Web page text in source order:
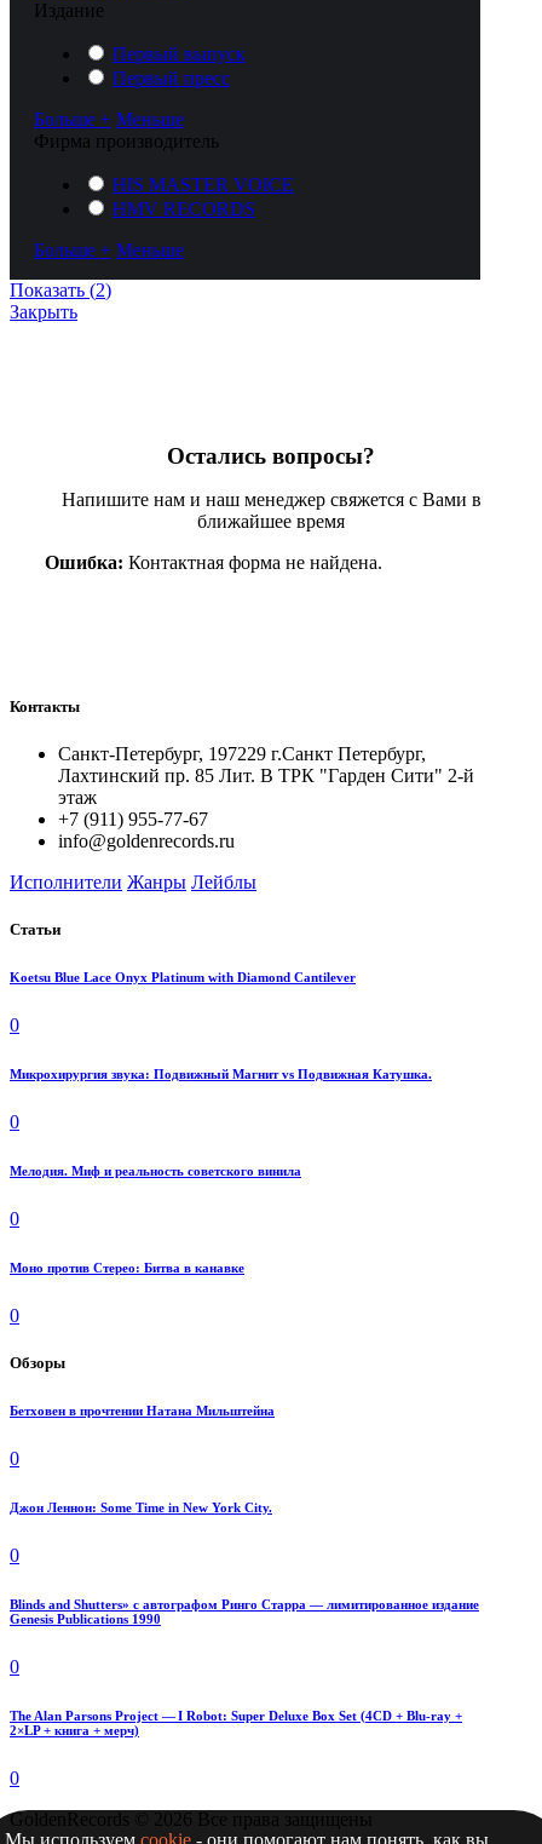
Издание
Первый выпуск
Первый пресс
Больше + Меньше
Фирма производитель
HIS MASTER VOICE
HMV RECORDS
Больше + Меньше
Показать (2)
Закрыть
Остались вопросы?
Напишите нам и наш менеджер свяжется с Вами в
ближайшее время
Ошибка: Контактная форма не найдена.
Контакты
Санкт-Петербург, 197229 г.Санкт Петербург,
Лахтинский пр. 85 Лит. B ТРК "Гарден Сити" 2-й
этаж
+7 (911) 955-77-67
info@goldenrecords.ru
Исполнители Жанры Лейблы
Статьи
Koetsu Blue Lace Onyx Platinum with Diamond Cantilever
0
Микрохирургия звука: Подвижный Магнит vs Подвижная Катушка.
0
Мелодия. Миф и реальность советского винила
0
Моно против Стерео: Битва в канавке
0
Обзоры
Бетховен в прочтении Натана Мильштейна
0
Джон Леннон: Some Time in New York City.
0
Blinds and Shutters» с автографом Ринго Старра — лимитированное издание
Genesis Publications 1990
0
The Alan Parsons Project — I Robot: Super Deluxe Box Set (4CD + Blu-ray +
2×LP + книга + мерч)
0
GoldenRecords © 2026 Все права защищены
Мы используемcookie - они помогают нам понять, как вы